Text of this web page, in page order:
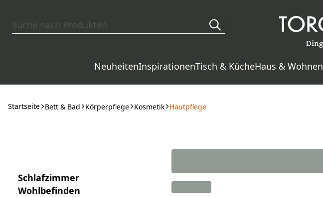
NeuheitenInspirationenTisch & KücheHaus & Wohnen
Startseite Bett & Bad Körperpflege Kosmetik Hautpflege
Schlafzimmer
Wohlbefinden